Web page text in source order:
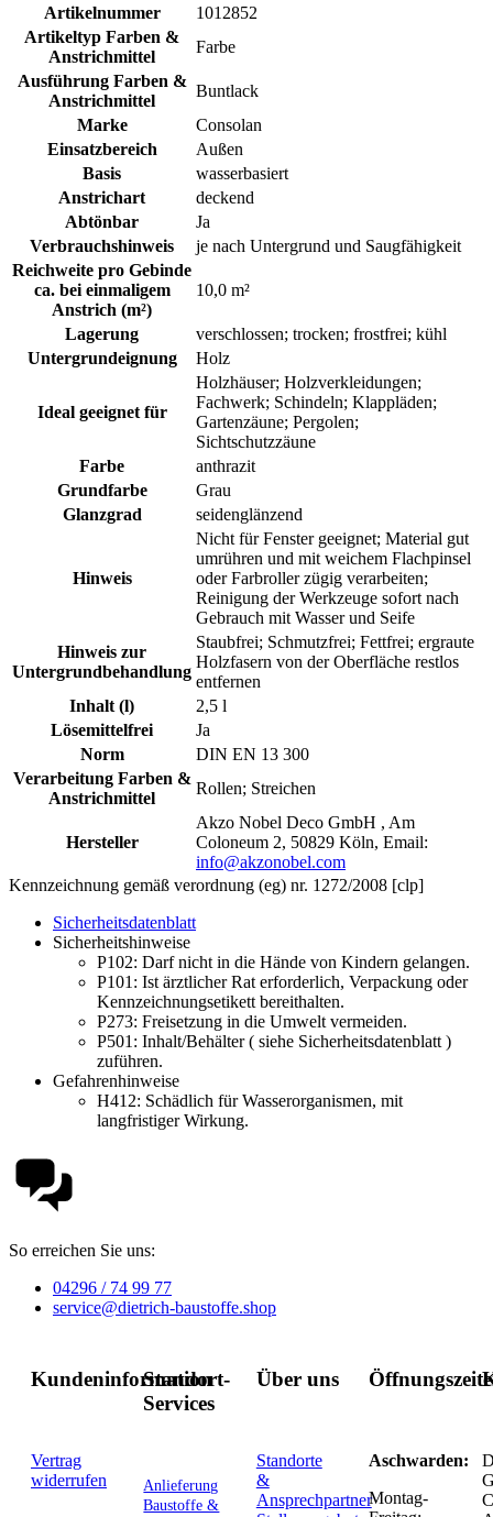
Artikelnummer
1012852
Artikeltyp Farben &
Anstrichmittel
Farbe
Ausführung Farben &
Anstrichmittel
Buntlack
Marke
Consolan
Einsatzbereich
Außen
Basis
wasserbasiert
Anstrichart
deckend
Abtönbar
Ja
Verbrauchshinweis
je nach Untergrund und Saugfähigkeit
Reichweite pro Gebinde
ca. bei einmaligem
Anstrich (m²)
10,0 m²
Lagerung
verschlossen; trocken; frostfrei; kühl
Untergrundeignung
Holz
Ideal geeignet für
Holzhäuser; Holzverkleidungen;
Fachwerk; Schindeln; Klappläden;
Gartenzäune; Pergolen;
Sichtschutzzäune
Farbe
anthrazit
Grundfarbe
Grau
Glanzgrad
seidenglänzend
Hinweis
Nicht für Fenster geeignet; Material gut
umrühren und mit weichem Flachpinsel
oder Farbroller zügig verarbeiten;
Reinigung der Werkzeuge sofort nach
Gebrauch mit Wasser und Seife
Hinweis zur
Untergrundbehandlung
Staubfrei; Schmutzfrei; Fettfrei; ergraute
Holzfasern von der Oberfläche restlos
entfernen
Inhalt (l)
2,5 l
Lösemittelfrei
Ja
Norm
DIN EN 13 300
Verarbeitung Farben &
Anstrichmittel
Rollen; Streichen
Hersteller
Akzo Nobel Deco GmbH , Am
Coloneum 2, 50829 Köln, Email:
info@akzonobel.com
Kennzeichnung gemäß verordnung (eg) nr. 1272/2008 [clp]
Sicherheitsdatenblatt
Sicherheitshinweise
P102: Darf nicht in die Hände von Kindern gelangen.
P101: Ist ärztlicher Rat erforderlich, Verpackung oder
Kennzeichnungsetikett bereithalten.
P273: Freisetzung in die Umwelt vermeiden.
P501: Inhalt/Behälter ( siehe Sicherheitsdatenblatt )
zuführen.
Gefahrenhinweise
H412: Schädlich für Wasserorganismen, mit
langfristiger Wirkung.
So erreichen Sie uns:
04296 / 74 99 77
service@dietrich-baustoffe.shop
Kundeninformation
Vertrag
widerrufen
Standort-
Services
Anlieferung
Baustoffe &
Über uns
Standorte
&
Ansprechpartner
Aschwarden:
Montag-